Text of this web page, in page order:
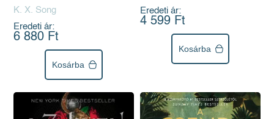
K. X. Song
Eredeti ár:
6 880 Ft
Kosárba
Eredeti ár:
4 599 Ft
Kosárba